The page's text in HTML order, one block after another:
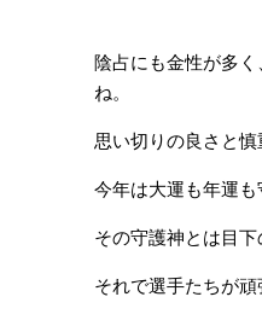
陰占にも金性が多
ね。
思い切りの良さと
今年は大運も年運も
その守護神とは目下
それで選手たちが頑